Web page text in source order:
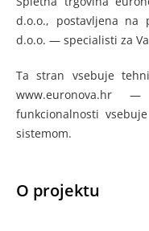
d.o.o., postavljena na
d.o.o. — specialisti za
Ta stran vsebuje
funkcionalnosti
sistemom.
O projektu